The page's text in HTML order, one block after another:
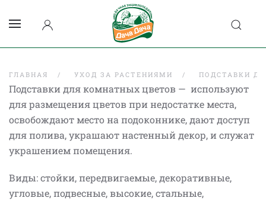
ГЛАВНАЯ УХОД ЗА РАСТЕНИЯМИ ПОДСТАВКИ
Подставки для комнатных цветов — используют
для размещения цветов при недостатке места,
освобождают место на подоконнике, дают доступ
для полива, украшают настенный декор, и служат
украшением помещения.
Виды: стойки, передвигаемые, декоративные,
угловые, подвесные, высокие, стальные,